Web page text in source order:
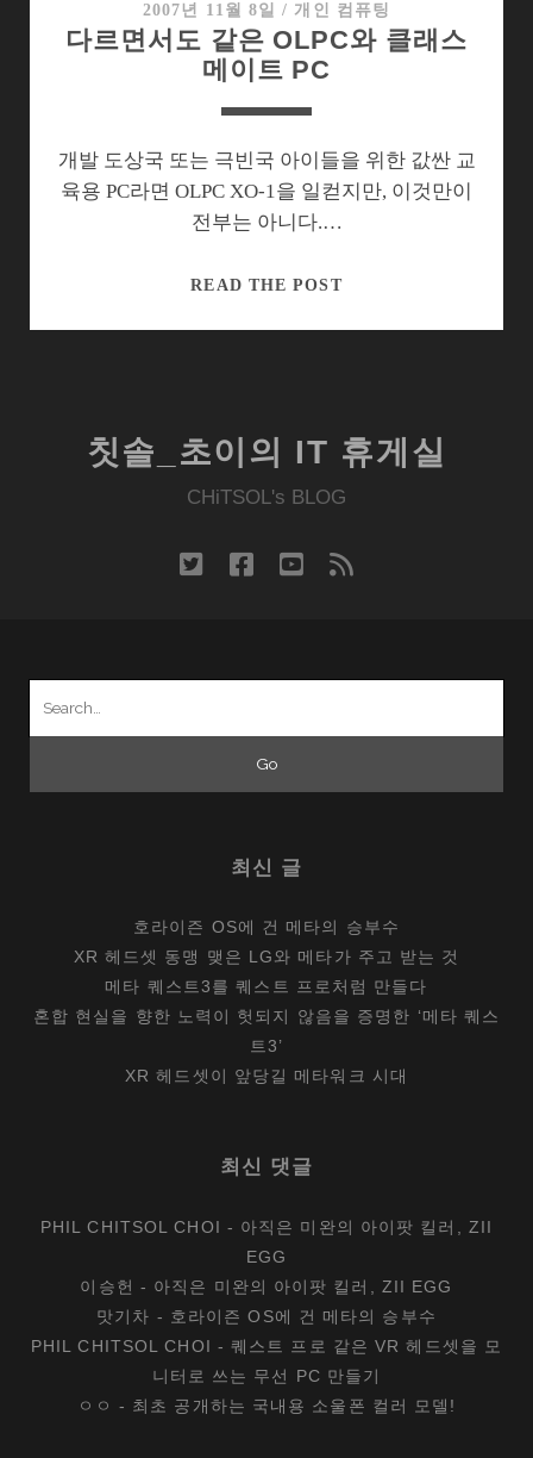
2007년 11월 8일 / 개인 컴퓨팅
다르면서도 같은 OLPC와 클래스
메이트 PC
개발 도상국 또는 극빈국 아이들을 위한 값싼 교
육용 PC라면 OLPC XO-1을 일컫지만, 이것만이
전부는 아니다.…
READ THE POST다
은
OLPC
래
칫솔_초이의 IT 휴게실
CHiTSOL's BLOG
twitterfacebook
youtube
rss
최신 글
호라이즌 OS에 건 메타의 승부수
XR 헤드셋 동맹 맺은 LG와 메타가 주고 받는 것
메타 퀘스트3를 퀘스트 프로처럼 만들다
혼합 현실을 향한 노력이 헛되지 않음을 증명한 ‘메타 퀘스
트3’
XR 헤드셋이 앞당길 메타워크 시대
최신 댓글
PHIL CHITSOL CHOI - 아직은 미완의 아이팟 킬러, ZII
EGG
이승헌 - 아직은 미완의 아이팟 킬러, ZII EGG
맛기차 - 호라이즌 OS에 건 메타의 승부수
PHIL CHITSOL CHOI -퀘스트 프로 같은 VR 헤드셋을 모
니터로 쓰는 무선 PC 만들기
ㅇㅇ - 최초 공개하는 국내용 소울폰 컬러 모델!